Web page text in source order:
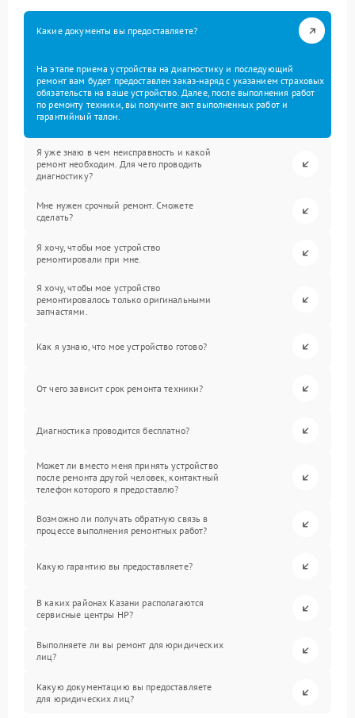
Какие документы вы предоставляете?
На этапе приема устройства на диагностику и последующий
ремонт вам будет предоставлен заказ-наряд с указанием страховых
обязательств на ваше устройство. Далее, после выполнения работ
по ремонту техники, вы получите акт выполненных работ и
гарантийный талон.
Я уже знаю в чем неисправность и какой
ремонт необходим. Для чего проводить
диагностику?
Мне нужен срочный ремонт. Сможете
сделать?
Я хочу, чтобы мое устройство
ремонтировали при мне.
Я хочу, чтобы мое устройство
ремонтировалось только оригинальными
запчастями.
Как я узнаю, что мое устройство готово?
От чего зависит срок ремонта техники?
Диагностика проводится бесплатно?
Может ли вместо меня принять устройство
после ремонта другой человек, контактный
телефон которого я предоставлю?
Возможно ли получать обратную связь в
процессе выполнения ремонтных работ?
Какую гарантию вы предоставляете?
В каких районах Казани располагаются
сервисные центры HP?
Выполняете ли вы ремонт для юридических
лиц?
Какую документацию вы предоставляете
для юридических лиц?